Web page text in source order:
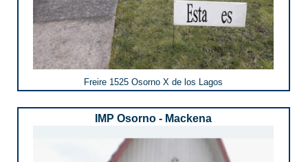
Freire 1525 Osorno X de los Lagos
IMP Osorno - Mackena